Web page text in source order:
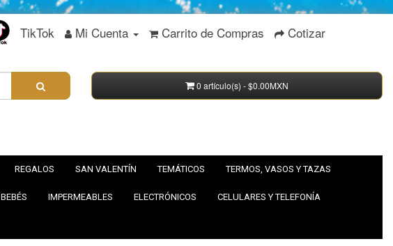
TikTok Mi Cuenta Carrito de Compras Cotizar
0 artículo(s) - $0.00MXN
REGALOS SAN VALENTÍN TEMÁTICOS TERMOS, VASOS Y TAZAS
BEBÉS IMPERMEABLES ELECTRÓNICOS CELULARES Y TELEFONÍA